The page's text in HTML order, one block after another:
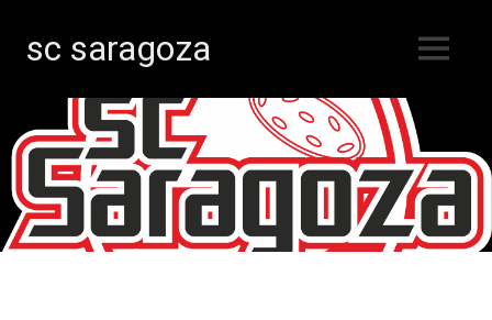
innehåll
sc saragoza
Kristinestad
sedan
1996
MENY